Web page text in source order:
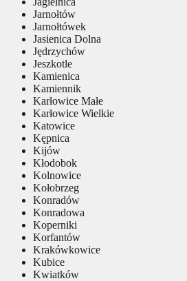
Jarnołtów
Jarnołtówek
Jasienica Dolna
Jędrzychów
Jeszkotle
Kamienica
Kamiennik
Karłowice Małe
Karłowice Wielkie
Katowice
Kępnica
Kijów
Kłodobok
Kolnowice
Kołobrzeg
Konradów
Konradowa
Koperniki
Korfantów
Krakówkowice
Kubice
Kwiatków